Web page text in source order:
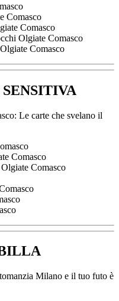
Comasco
Comasco
Olgiate Comasco
Comasco
Comasco
Comasco